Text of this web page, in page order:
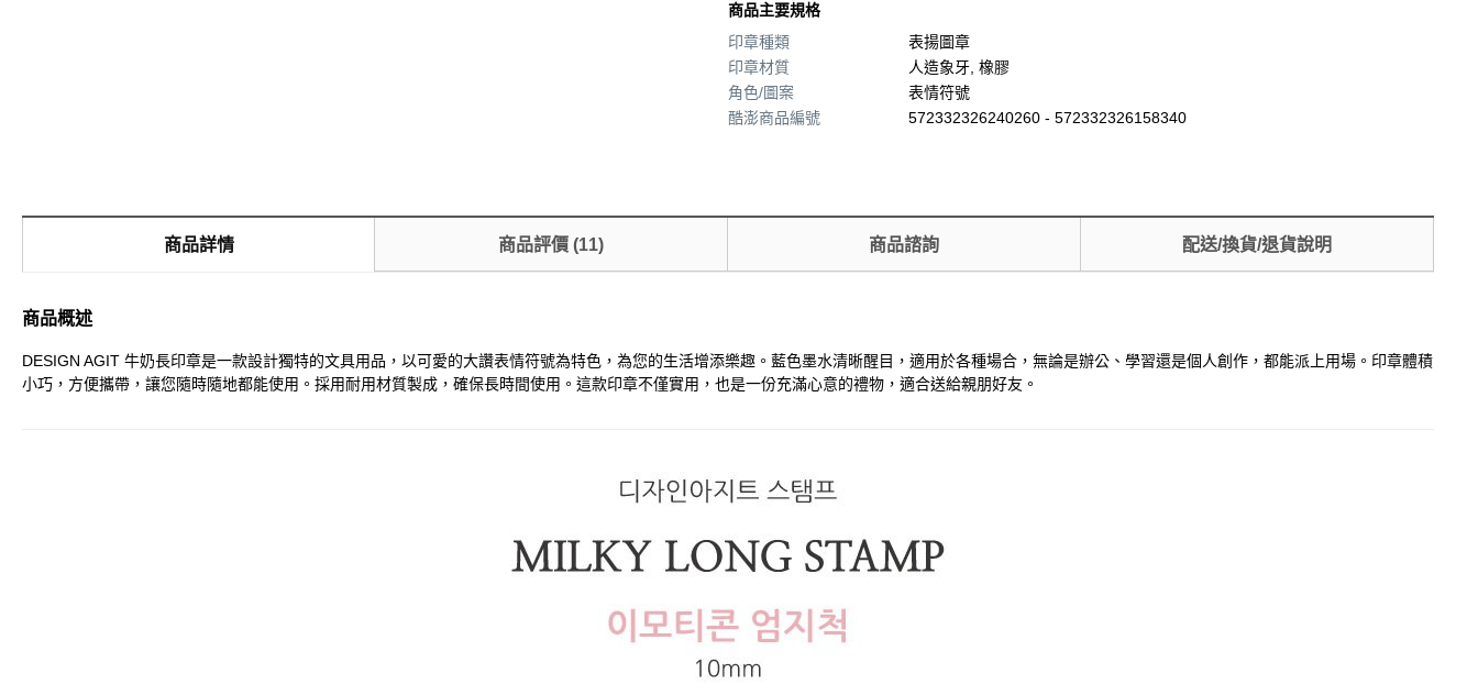
商品主要規格
印章種類
表揚圖章
印章材質
人造象牙, 橡膠
角色/圖案
表情符號
酷澎商品編號
572332326240260 - 572332326158340
商品詳情 商品評價 (11) 商品諮詢 配送/換貨/退貨說明
商品概述
DESIGN AGIT 牛奶長印章是一款設計獨特的文具用品，以可愛的大讚表情符號為特色，為您的生活增添樂趣。藍色墨水清晰醒目，適用於各種場合，無論是辦公、學習還是個人創作，都能派上用場。印章體積
小巧，方便攜帶，讓您隨時隨地都能使用。採用耐用材質製成，確保長時間使用。這款印章不僅實用，也是一份充滿心意的禮物，適合送給親朋好友。